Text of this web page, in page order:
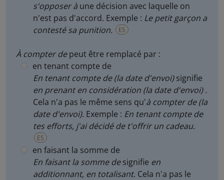
s'opposer à une décision avec laquelle on
n'est pas d'accord. Exemple : Le petit garçon a
contesté sa punition.
ES
À compter depeut être remplacé par :
en tenant compte de
En tenant compte de (la date d'envoi)signifie
en prenant en considération (la date d'envoi).
Cela n'a pas le même sens qu'à compter de (la
date d'envoi). Exemple : En tenant compte de
tes efforts, j'ai décidé de t'offrir un cadeau.
ES
en faisant la somme de
En faisant la somme designifie en
additionnant, en totalisant. Cela n'a pas le